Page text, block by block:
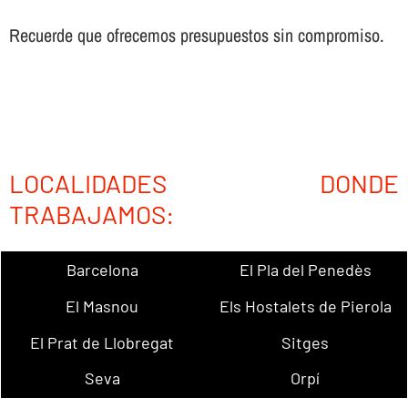
Recuerde que ofrecemos presupuestos sin compromiso.
LOCALIDADES DONDE
TRABAJAMOS:
Barcelona
El Pla del Penedès
El Masnou
Els Hostalets de Pierola
El Prat de Llobregat
Sitges
Seva
Orpí